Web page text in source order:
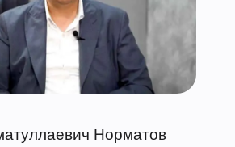
Норматов